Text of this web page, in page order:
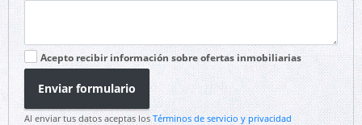
Acepto recibir información sobre ofertas inmobiliarias
Enviar formulario
Al enviar tus datos aceptas los Términos de servicio y privacidad